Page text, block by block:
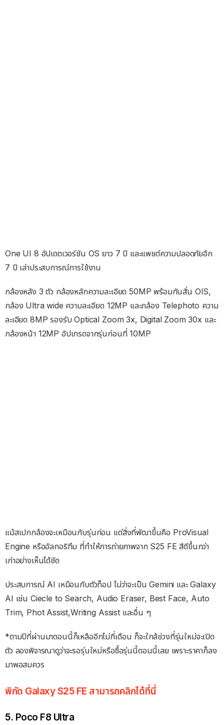
One UI 8 อัปเดตเวอร์ชัน OS ยาว 7 ปี และแพชต์ความปลอดภัยอีก
7 ปี เล่าประสบการณ์การใช้งาน
กล้องหลัง 3 ตัว กล้องหลักความละเอียด 50MP พร้อมกันสั่น OIS,
กล้อง Ultra wide ความละเอียด 12MP และกล้อง Telephoto ความ
ละเอียด 8MP รองรับ Optical Zoom 3x, Digital Zoom 30x และ
กล้องหน้า 12MP อัปเกรดจากรุ่นก่อนที่ 10MP
แม้สเปกกล้องจะเหมือนกับรุ่นก่อน แต่สิ่งที่พัฒาขึ้นคือ ProVisual
Engine หรืออัลกอริทึม ที่ทำให้การถ่ายภาพจาก S25 FE สีดีขึ้นกว่า
เก่าอย่างเห็นได้ชัด
ประสบการณ์ AI เหมือนกับตัวท็อป ไม่ว่าจะเป็น Gemini และ Galaxy
AI เช่น Ciecle to Search, Audio Eraser, Best Face, Auto
Trim, Phot Assist,Writing Assist และอื่น ๆ
*ตามปีที่ผ่านมาตอนนี้ก็เหลืออีกไม่กี่เดือน ก็จะใกล้ช่วงที่รุ่นใหม่จะเปิด
ตัว ลองพิจารณาดูว่าจะรอรุ่นใหม่หรือซื้อรุ่นนี้ตอนนี้เลย เพราะราคาก็ลง
มาพอสมควร
พิกัด Galaxy S25 FE สามารถคลิกได้ที่นี่
5. Poco F8 Ultra